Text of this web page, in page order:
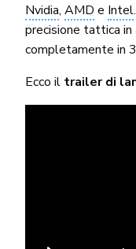
Nvidia, AMD e Intel
precisione tattica
completamente in
Ecco il trailer di